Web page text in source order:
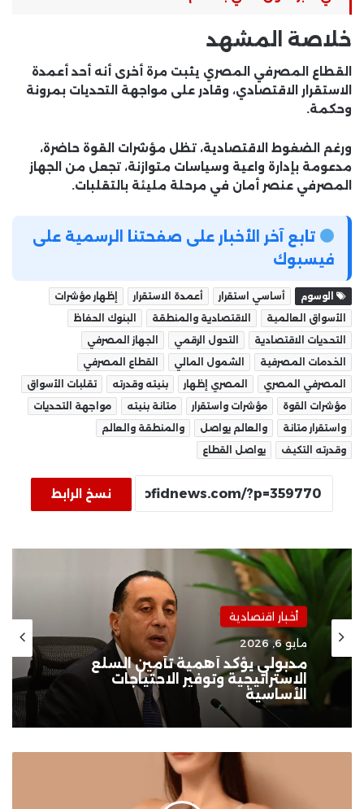
خلاصة المشهد
القطاع المصرفي المصري يثبت مرة أخرى أنه أحد أعمدة
الاستقرار الاقتصادي، وقادر على مواجهة التحديات بمرونة
وحكمة.
ورغم الضغوط الاقتصادية، تظل مؤشرات القوة حاضرة،
مدعومة بإدارة واعية وسياسات متوازنة، تجعل من الجهاز
المصرفي عنصر أمان في مرحلة مليئة بالتقلبات.
تابع آخر الأخبار على صفحتنا الرسمية على
فيسبوك
الوسوم أساسي استقرار أعمدة الاستقرار
إظهار مؤشرات
الأسواق العالمية
الاقتصادية والمنطقة
البنوك الحفاظ
التحديات الاقتصادية
التحول الرقمي
الجهاز المصرفي
الخدمات المصرفية
الشمول المالي
القطاع المصرفي
المصرفي المصري
المصري إظهار بنيته وقدرته
تقلبات الأسواق
مؤشرات القوة
مؤشرات واستقرار متانة بنيته
مواجهة التحديات
واستقرار متانة
والعالم يواصل
والمنطقة والعالم
وقدرته التكيف
يواصل القطاع
نسخ الرابط
أخبار اقتصادية
مايو 6, 2026
مدبولي يؤكد أهمية تأمين السلع
الاستراتيجية وتوفير الاحتياجات
الأساسية